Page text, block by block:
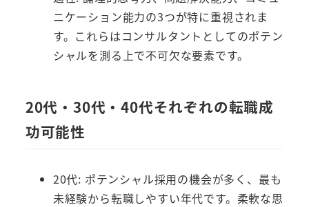
ニケーション能力の3つが特に重視されま
す。これらはコンサルタントとしてのポテン
シャルを測る上で不可欠な要素です。
20代・30代・40代それぞれの転職成
功可能性
20代: ポテンシャル採用の機会が多く、最も
未経験から転職しやすい年代です。柔軟な思